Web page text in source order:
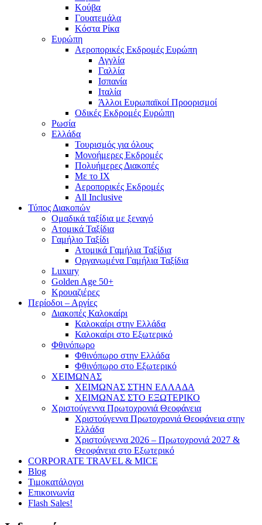
Κούβα
Γουατεμάλα
Κόστα Ρίκα
Ευρώπη
Αεροπορικές Εκδρομές Ευρώπη
Αγγλία
Γαλλία
Ισπανία
Ιταλία
Άλλοι Ευρωπαϊκοί Προορισμοί
Οδικές Εκδρομές Ευρώπη
Ρωσία
Ελλάδα
Τουρισμός για όλους
Mονοήμερες Εκδρομές
Πολυήμερες Διακοπές
Με το ΙΧ
Αεροπορικές Εκδρομές
All Inclusive
Τύπος Διακοπών
Ομαδικά ταξίδια με ξεναγό
Ατομικά Ταξίδια
Γαμήλιο Ταξίδι
Ατομικά Γαμήλια Ταξίδια
Οργανωμένα Γαμήλια Ταξίδια
Luxury
Golden Age 50+
Κρουαζιέρες
Περίοδοι – Αργίες
Διακοπές Καλοκαίρι
Καλοκαίρι στην Ελλάδα
Καλοκαίρι στο Εξωτερικό
Φθινόπωρο
Φθινόπωρο στην Ελλάδα
Φθινόπωρο στο Εξωτερικό
ΧΕΙΜΩΝΑΣ
ΧΕΙΜΩΝΑΣ ΣΤΗΝ ΕΛΛΑΔΑ
ΧΕΙΜΩΝΑΣ ΣΤΟ ΕΞΩΤΕΡΙΚΟ
Χριστούγεννα Πρωτοχρονιά Θεοφάνεια
Χριστούγεννα Πρωτοχρονιά Θεοφάνεια στην
Ελλάδα
Χριστούγεννα 2026 – Πρωτοχρονιά 2027 &
Θεοφάνεια στο Εξωτερικό
CORPORATE TRAVEL & MICE
Blog
Τιμοκατάλογοι
Επικοινωνία
Flash Sales!